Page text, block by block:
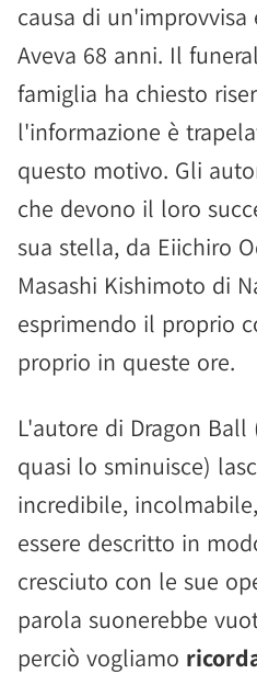
causa di un'improvvisa
Aveva 68 anni. Il
famiglia ha chiesto
l'informazione è
questo motivo. Gli
che devono il loro
sua stella, da Eiichiro
Masashi Kishimoto di
esprimendo il proprio
proprio in queste ore.
L'autore di Dragon
quasi lo sminuisce)
incredibile,
essere descritto in
cresciuto con le sue
parola suonerebbe
perciò vogliamo